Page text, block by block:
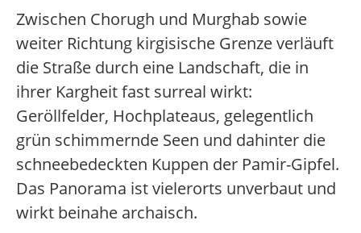
Zwischen Chorugh und Murghab sowie
weiter Richtung kirgisische Grenze verläuft
die Straße durch eine Landschaft, die in
ihrer Kargheit fast surreal wirkt:
Geröllfelder, Hochplateaus, gelegentlich
grün schimmernde Seen und dahinter die
schneebedeckten Kuppen der Pamir-Gipfel.
Das Panorama ist vielerorts unverbaut und
wirkt beinahe archaisch.